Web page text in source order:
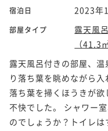
宿泊日 2023年
部屋タイプ
露天風
（41.3
露天風呂付きの部屋、
り落ち葉を眺めながら
落ち葉を掃くほうきが
不快でした。 シャワー
のでしょうか？トイレ